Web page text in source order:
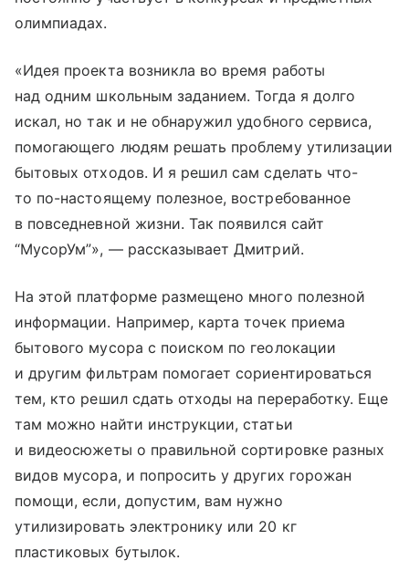
олимпиадах.
«Идея проекта возникла во время работы
над одним школьным заданием. Тогда я долго
искал, но так и не обнаружил удобного сервиса,
помогающего людям решать проблему утилизации
бытовых отходов. И я решил сам сделать что-
то по-настоящему полезное, востребованное
в повседневной жизни. Так появился сайт
“МусорУм”», — рассказывает Дмитрий.
На этой платформе размещено много полезной
информации. Например, карта точек приема
бытового мусора с поиском по геолокации
и другим фильтрам помогает сориентироваться
тем, кто решил сдать отходы на переработку. Еще
там можно найти инструкции, статьи
и видеосюжеты о правильной сортировке разных
видов мусора, и попросить у других горожан
помощи, если, допустим, вам нужно
утилизировать электронику или 20 кг
пластиковых бутылок.